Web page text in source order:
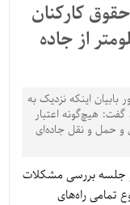
کارکنان
106 هزار کیلومتر از جاده
اینکه نزدیک به
گفت: هیچ‌گونه اعتبار
و حمل و نقل جاده‌ای
جلسه بررسی مشکلات
تمامی راه‌های